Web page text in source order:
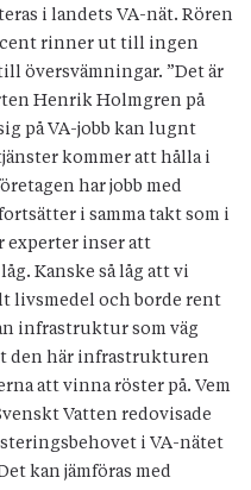
i landets VA-nät. Rören
rinner ut till ingen
översvämningar. ”Det är
Henrik Holmgren på
på VA-jobb kan lugnt
kommer att hålla i
har jobb med
i samma takt som i
experter inser att
Kanske så låg att vi
livsmedel och borde rent
infrastruktur som väg
den här infrastrukturen
att vinna röster på. Vem
Vatten redovisade
i VA-nätet
kan jämföras med